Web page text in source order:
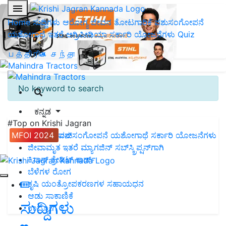
Home ಸುದ್ದಿಗಳು ಆರೋಗ್ಯ ಜೀವನ ತೋಟಗಾರಿಕೆಪಶುಸಂಗೋಪನೆ
ಯಶೋಗಾಥೆ ಇತರೆ ಅಗ್ರಿಪೀಡಿಯಾ ಸರ್ಕಾರಿ ಯೋಜನೆಗಳು Quiz
பத்திரிகை சந்தா
ಕನ್ನಡ
MFOI 2024 ಪಶುಸಂಗೋಪನೆ ಯಶೋಗಾಥೆ ಸರ್ಕಾರಿ ಯೋಜನೆಗಳು
ಇತರೆ ಮ್ಯಾಗಜಿನ್‌ ಸಬ್‌ಸ್ಕ್ರಿಪ್ಷನ್‌ಗಾಗಿ
ಸುದ್ದಿಗಳು
No keyword to search
#Top on Krishi Jagran
ಪಿ.ಎಂ. ಕಿಸಾನ್
ಜೀವಾಮೃತ
ಕಿಸಾನ್ ಕ್ರೇಡಿಟ್ ಕಾರ್ಡ್
ಬೆಳೆಗಳ ರೋಗ
ಕೃಷಿ ಯಂತ್ರೋಪಕರಣಗಳ ಸಹಾಯಧನ
ಆಡು ಸಾಕಾಣಿಕೆ
ಉದ್ಯೋಗ